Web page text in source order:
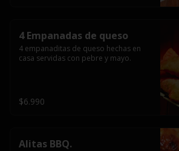
4 Empanadas de queso
4 empanaditas de queso hechas en
casa servidas con pebre y mayo.
$6.990
Alitas BBQ.